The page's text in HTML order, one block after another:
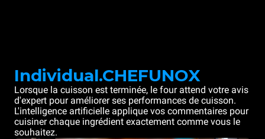
Individual.CHEFUNOX
Lorsque la cuisson est terminée, le four attend votre avis
d'expert pour améliorer ses performances de cuisson.
L'intelligence artificielle applique vos commentaires pour
cuisiner chaque ingrédient exactement comme vous le
souhaitez.